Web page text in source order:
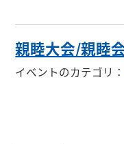
親睦大会/親睦
イベントのカテゴリ ：